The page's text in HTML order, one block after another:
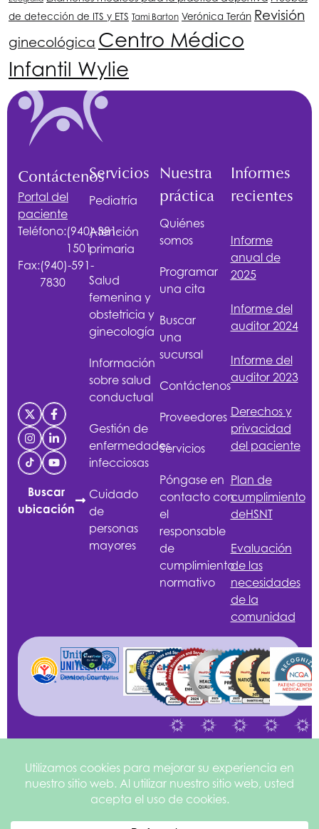
de detección de ITS y ETS Tami Barton Verónica Terán Revisión
ginecológica Centro Médico
Infantil Wylie
Contáctenos
Portal del
paciente
Teléfono:(940)-381-
1501
Fax:(940)-591-
7830
Buscar
ubicación
Servicios
Pediatría
Atención
primaria
Salud
femenina y
obstetricia y
ginecología
Información
sobre salud
conductual
Gestión de
enfermedades
infecciosas
Cuidado
de
personas
mayores
Nuestra
práctica
Quiénes
somos
Programar
una cita
Buscar
una
sucursal
Contáctenos
Proveedores
Servicios
Póngase en
contacto con
el
responsable
de
cumplimiento
normativo
Informes
recientes
Informe
anual de
2025
Informe del
auditor 2024
Informe del
auditor 2023
Derechos y
privacidad
del paciente
Plan de
cumplimiento
deHSNT
Evaluación
de las
necesidades
de la
comunidad
Política de
Sitio web